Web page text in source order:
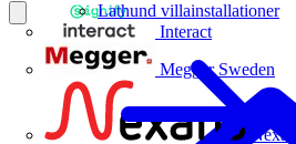
Interact
Megger Sweden
Nexans
Lathund villainstallationer